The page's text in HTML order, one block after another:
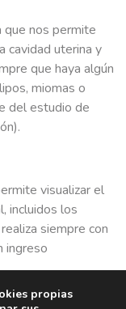
que nos permite
cavidad uterina y
que haya algún
miomas o
del estudio de
visualizar el
incluidos los
siempre con
ingreso
propias